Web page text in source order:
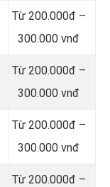
Từ 200.000đ –
300.000 vnđ
Từ 200.000đ –
300.000 vnđ
Từ 200.000đ –
300.000 vnđ
Từ 200.000đ –